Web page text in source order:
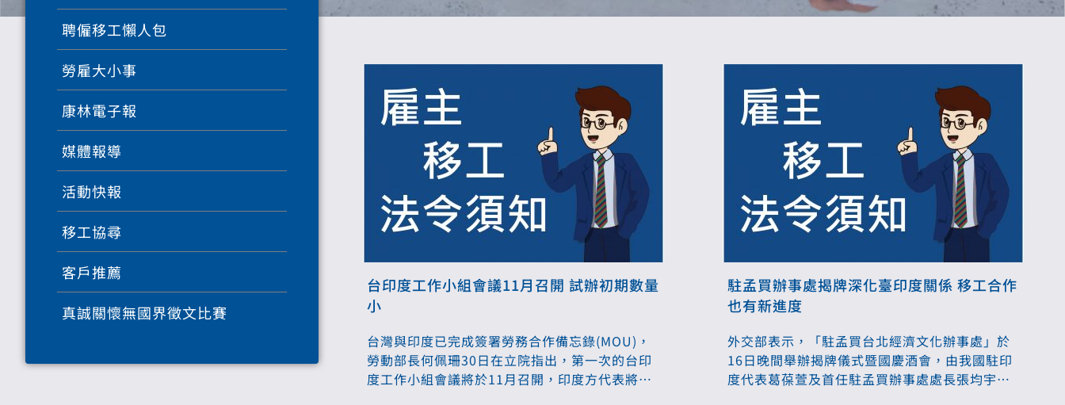
聘僱移工懶人包
勞雇大小事
康林電子報
媒體報導
活動快報
移工協尋
客戶推薦
真誠關懷無國界徵文比賽
台印度工作小組會議11月召開 試辦初期數量
小
台灣與印度已完成簽署勞務合作備忘錄(MOU)，
勞動部長何佩珊30日在立院指出，第一次的台印
度工作小組會議將於11月召開，印度方代表將會
駐孟買辦事處揭牌深化臺印度關係 移工合作
也有新進度
外交部表示，「駐孟買台北經濟文化辦事處」於
16日晚間舉辦揭牌儀式暨國慶酒會，由我國駐印
度代表葛葆萱及首任駐孟買辦事處處長張均宇共